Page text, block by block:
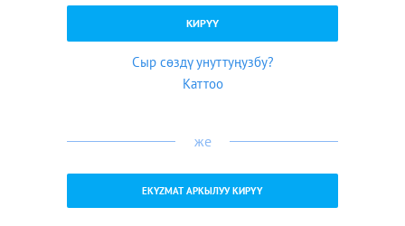
Сыр сөздү унуттуңузбу?
Каттоо
же
EKYZMAT АРКЫЛУУ КИРҮҮ